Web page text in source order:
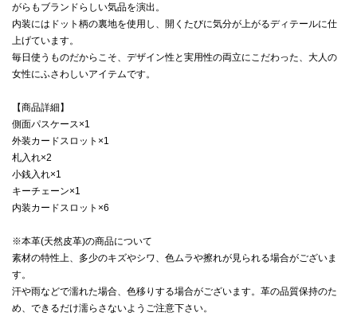
がらもブランドらしい気品を演出。
内装にはドット柄の裏地を使用し、開くたびに気分が上がるディテールに仕
上げています。
毎日使うものだからこそ、デザイン性と実用性の両立にこだわった、大人の
女性にふさわしいアイテムです。
【商品詳細】
側面パスケース×1
外装カードスロット×1
札入れ×2
小銭入れ×1
キーチェーン×1
内装カードスロット×6
※本革(天然皮革)の商品について
素材の特性上、多少のキズやシワ、色ムラや擦れが見られる場合がございま
す。
汗や雨などで濡れた場合、色移りする場合がございます。革の品質保持のた
め、できるだけ濡らさないようご注意下さい。